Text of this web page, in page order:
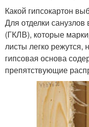
Какой гипсокартон
Для отделки
(ГКЛВ), которые
листы легко режутся,
гипсовая основа
препятствующие